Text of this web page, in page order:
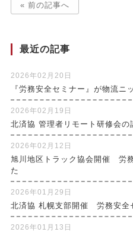
« 前の記事へ
最近の記事
2026年02月20日
『労務安全セミナー』が物流ニ
2026年02月19日
北済協 管理者リモート研修会の
2026年02月12日
旭川地区トラック協会開催 労
た
2026年01月29日
北済協 札幌支部開催 労務安全
2026年01月13日